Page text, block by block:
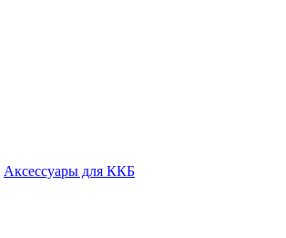
Аксессуары для ККБ